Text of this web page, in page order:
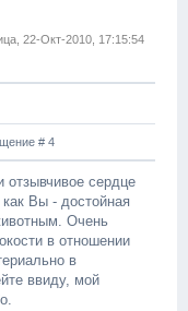
22-Окт-2010, 17:15:54
# 4
отзывчивое сердце
Вы - достойная
Очень
в отношении
в
ввиду, мой